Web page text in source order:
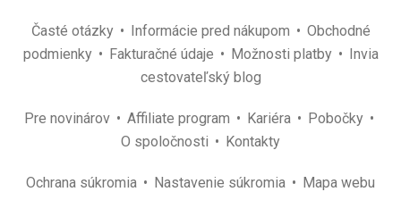
Časté otázky Informácie pred nákupom
Obchodné
podmienky
Fakturačné údaje Možnosti platby
Invia
cestovateľský blog
Pre novinárov Affiliate program Kariéra
Pobočky
O spoločnosti
Kontakty
Ochrana súkromia Nastavenie súkromia Mapa webu